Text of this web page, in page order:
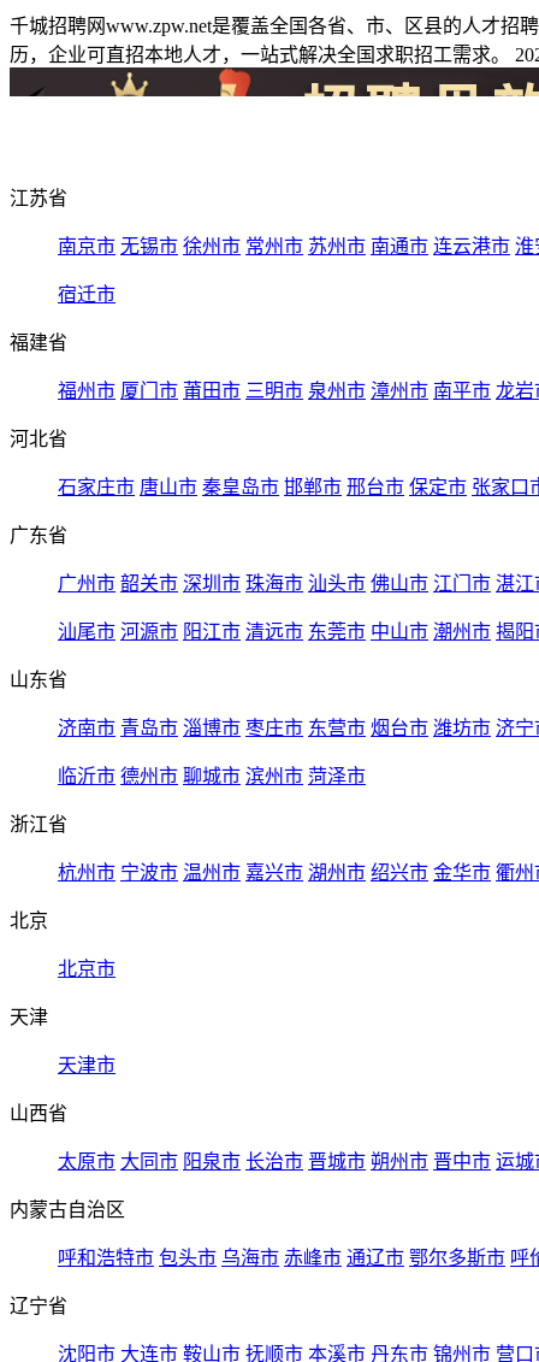
千城招聘网www.zpw.net是覆盖全国各省、市、区县的人才
历，企业可直招本地人才，一站式解决全国求职招工需求。
江苏省
南京市 无锡市 徐州市 常州市 苏州市 南通市 连云港市 淮
宿迁市
福建省
福州市 厦门市 莆田市 三明市 泉州市 漳州市 南平市 龙岩
河北省
石家庄市 唐山市 秦皇岛市 邯郸市 邢台市 保定市 张家口
广东省
广州市 韶关市 深圳市 珠海市 汕头市 佛山市 江门市 湛江
汕尾市 河源市 阳江市 清远市 东莞市 中山市 潮州市 揭阳
山东省
济南市 青岛市 淄博市 枣庄市 东营市 烟台市 潍坊市 济宁
临沂市 德州市 聊城市 滨州市 菏泽市
浙江省
杭州市 宁波市 温州市 嘉兴市 湖州市 绍兴市 金华市 衢州
北京
北京市
天津
天津市
山西省
太原市 大同市 阳泉市 长治市 晋城市 朔州市 晋中市 运城
内蒙古自治区
呼和浩特市 包头市 乌海市 赤峰市 通辽市 鄂尔多斯市 呼
辽宁省
沈阳市 大连市 鞍山市 抚顺市 本溪市 丹东市 锦州市 营口